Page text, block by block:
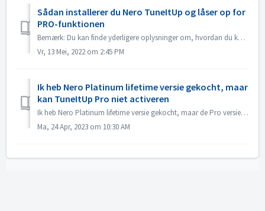
Sådan installerer du Nero TuneItUp og låser op for
PRO-funktionen
Bemærk: Du kan finde yderligere oplysninger om, hvordan du kan gøre din pc hurtigere under følgende link: Gør din pc hurtigere Installer Nero TuneItUp i ...
Vr, 13 Mei, 2022 om 2:45 PM
Ik heb Nero Platinum lifetime versie gekocht, maar
kan TuneItUp Pro niet activeren
Ik heb Nero Platinum lifetime versie gekocht, maar de Pro versie van "Nero TuneItUp" wordt niet geactiveerd. Ik word voortdurend doorverwezen naar...
Ma, 24 Apr, 2023 om 10:30 AM